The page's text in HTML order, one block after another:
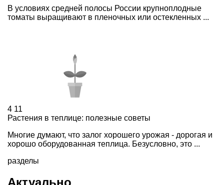
В условиях средней полосы России крупноплодные
томаты выращивают в пленочных или остекленных ...
4 11
Растения в теплице: полезные советы
Многие думают, что залог хорошего урожая - дорогая и
хорошо оборудованная теплица. Безусловно, это ...
разделы
Актуально